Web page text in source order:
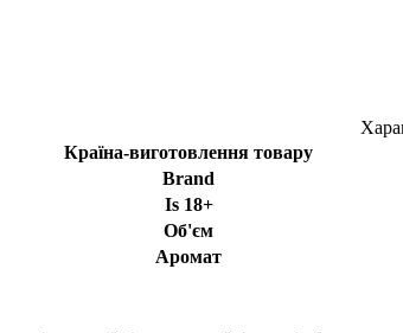
Країна-виготовлення товару
Brand
Is 18+
Об'єм
Аромат